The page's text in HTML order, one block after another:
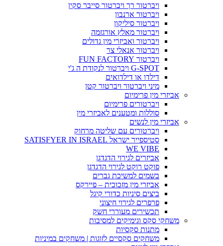
ויברטור רך ויברטור סייבר סקין
ויברטור ארנבון
ויברטור סיליקון
ויברטור מאלץ אורגזמה
ויברטור ואביזרי מין גדולים
ויברטור אנאלי צר
ויברטור FUN FACTORY
G-SPOT ויברטור לנקודת ה ג'י
דילדו או דילדואים
מיני ויברטור ויברטור קטן
אביזרי מין פרימיום
ויברטורים פרימיום
סוללות ומטענים לאביזרי מין
אביזרי מין לנשים
ויברטורים עם שליטה מרחוק
סטיספייר ישראל SATISFYER IN ISRAEL
WE VIBE
אביזרים לגירוי הדגדגן
פוקט רוקט לגירוי הדגדגן
בשמים למשיכת גברים
אביזרי מין מזכוכית – פיירקס
ביצים סיניות כדורי קיגל
פרפרים לגירוי חיצוני
תכשירים מעוררי חשק
משחקי סקס וגימיקים למסיבות
מתנות סקסיות
משחקים סקסיים לזוגות | משחקים במיניות